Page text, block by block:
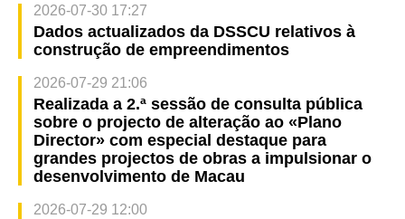
2026-07-30 17:27
Dados actualizados da DSSCU relativos à
construção de empreendimentos
2026-07-29 21:06
Realizada a 2.ª sessão de consulta pública
sobre o projecto de alteração ao «Plano
Director» com especial destaque para
grandes projectos de obras a impulsionar o
desenvolvimento de Macau
2026-07-29 12:00